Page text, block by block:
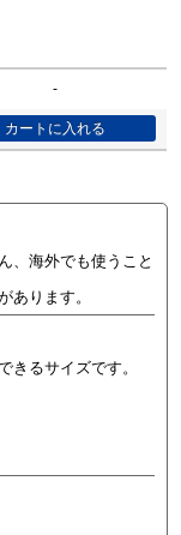
-
、海外でも使うこと
あります。
きるサイズです。